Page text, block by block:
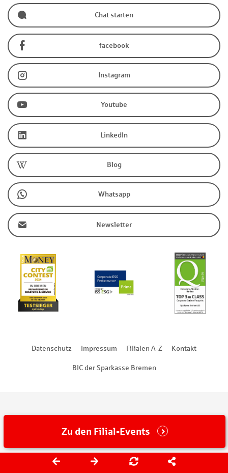
Zu den Filial-Events
Chat starten
facebook
Instagram
Youtube
LinkedIn
Blog
Whatsapp
Newsletter
Datenschutz Impressum Filialen A-Z Kontakt
BIC der Sparkasse Bremen